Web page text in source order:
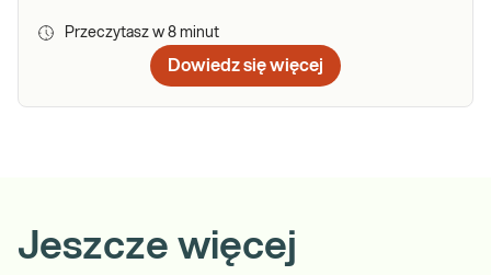
Przeczytasz w 8 minut
Dowiedz się więcej
Jeszcze więcej